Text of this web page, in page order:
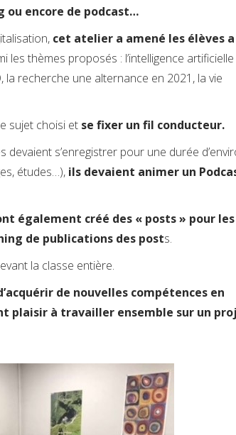
ou encore de podcast…
cet atelier a amené les élèves a
les thèmes proposés : l’intelligence artificielle
la recherche une alternance en 2021, la vie
sujet choisi et se fixer un fil conducteur.
s’enregistrer pour une durée
études…), ils devaient animer un
également créé des « posts » pour les
de publications des posts.
la classe entière.
de nouvelles compétences en
plaisir à travailler ensemble sur un